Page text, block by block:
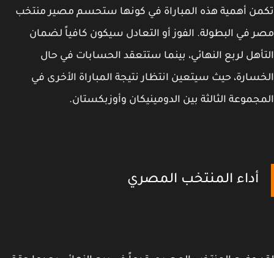
أهمية هذه المباراة في كونها ستحسم مصير منتخب
في البطولة. الفوز أو التعادل سيكون كافياً لضمان
لربع النهائي، بينما ستتعقد الحسابات في حال
حيث سيتعين انتظار نتيجة المباراة الأخرى في
الثالثة بين الدومينيكان وأوزبكستان.
أداء المنتخب المصري